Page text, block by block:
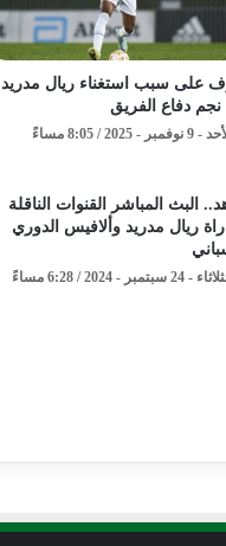
على سبب استغناء ريال مدريد
دفاع الفريق
- 9 نوفمبر - 2025 / 8:05 مساءً
البث المباشر القنوات الناقلة
ريال مدريد وألافيس الدوري
- 24 سبتمبر - 2024 / 6:28 مساءً